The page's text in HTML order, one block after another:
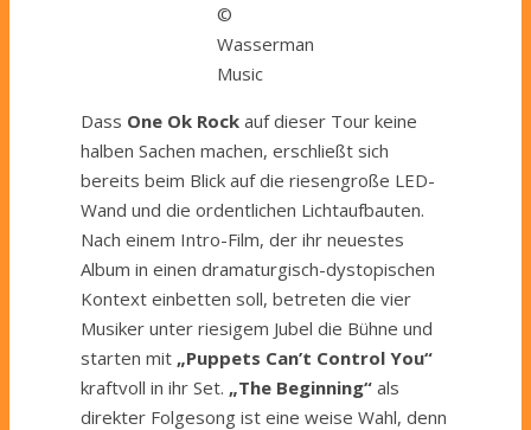
©
Wasserman
Music
Dass One Ok Rock auf dieser Tour keine
halben Sachen machen, erschließt sich
bereits beim Blick auf die riesengroße LED-
Wand und die ordentlichen Lichtaufbauten.
Nach einem Intro-Film, der ihr neuestes
Album in einen dramaturgisch-dystopischen
Kontext einbetten soll, betreten die vier
Musiker unter riesigem Jubel die Bühne und
starten mit „Puppets Can’t Control You“
kraftvoll in ihr Set. „The Beginning“ als
direkter Folgesong ist eine weise Wahl, denn